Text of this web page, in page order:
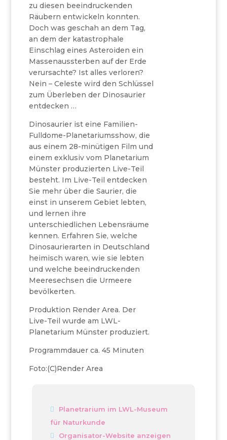
zu diesen beeindruckenden
Räubern entwickeln konnten.
Doch was geschah an dem Tag,
an dem der katastrophale
Einschlag eines Asteroiden ein
Massenaussterben auf der Erde
verursachte? Ist alles verloren?
Nein – Celeste wird den Schlüssel
zum Überleben der Dinosaurier
entdecken …
Dinosaurier ist eine Familien-
Fulldome-Planetariumsshow, die
aus einem 28-minütigen Film und
einem exklusiv vom Planetarium
Münster produzierten Live-Teil
besteht. Im Live-Teil entdecken
Sie mehr über die Saurier, die
einst in unserem Gebiet lebten,
und lernen ihre
unterschiedlichen Lebensräume
kennen. Erfahren Sie, welche
Dinosaurierarten in Deutschland
heimisch waren, wie sie lebten
und welche beeindruckenden
Meeresechsen die Urmeere
bevölkerten.
Produktion Render Area. Der
Live-Teil wurde am LWL-
Planetarium Münster produziert.
Programmdauer ca. 45 Minuten
Foto:(C)Render Area
Planetrarium im LWL-Museum
für Naturkunde
Organisator-Website anzeigen